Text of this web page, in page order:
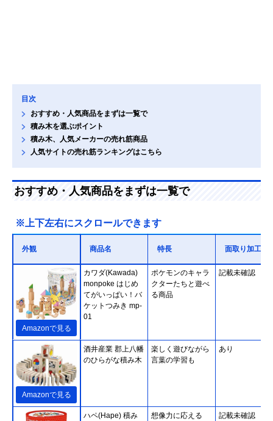
目次
おすすめ・人気商品をまずは一覧で
積み木を選ぶポイント
積み木、人気メーカーの売れ筋商品
人気サイトの売れ筋ランキングはこちら
おすすめ・人気商品をまずは一覧で
※上下左右にスクロールできます
外観 商品名 特長 面取り加工
Amazonで見る
カワダ(Kawada)
monpoke はじめ
てがいっぱい！バ
ケットつみき mp-
01
ポケモンのキャラ
クターたちと遊べ
る商品
記載未確認
Amazonで見る
酒井産業 郡上八幡
のひらがな積み木
楽しく遊びながら
言葉の学習も
あり
ハペ(Hape) 積み
想像力に応える
記載未確認